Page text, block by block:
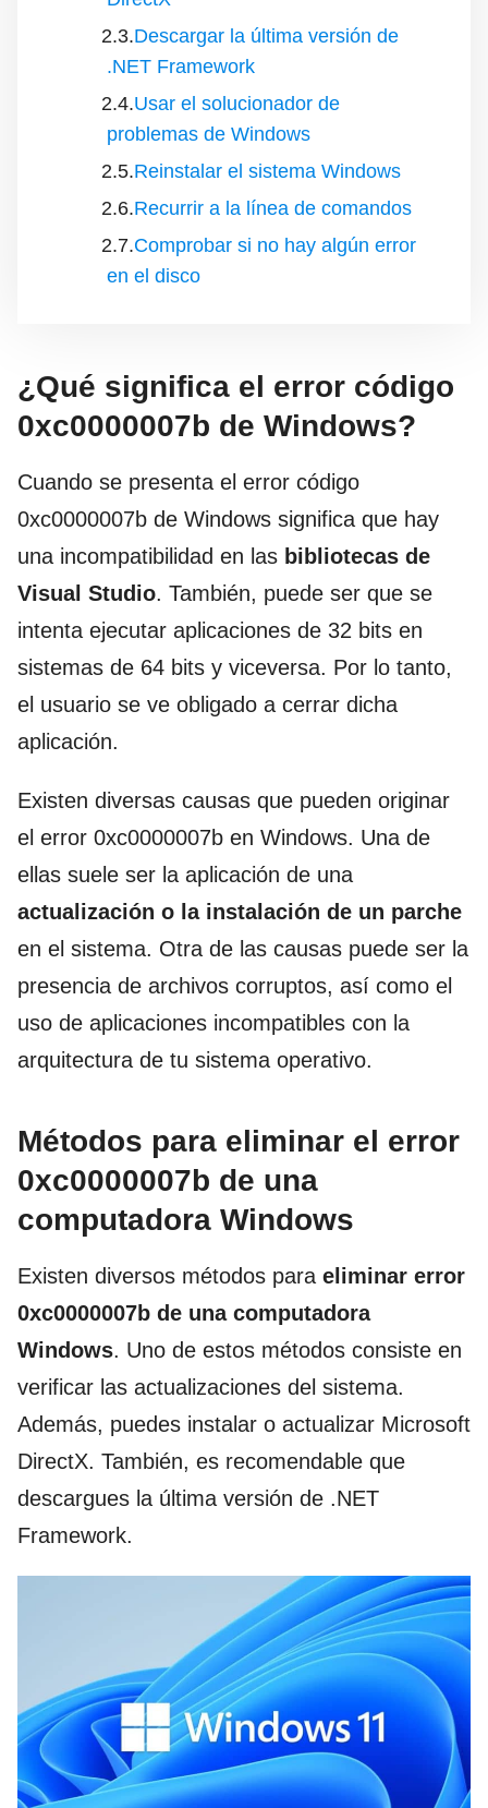
Descargar la última versión de
.NET Framework
Usar el solucionador de
problemas de Windows
Reinstalar el sistema Windows
Recurrir a la línea de comandos
Comprobar si no hay algún error
en el disco
¿Qué significa el error código
0xc0000007b de Windows?
Cuando se presenta el error código
0xc0000007b de Windows significa que hay
una incompatibilidad en las bibliotecas de
Visual Studio. También, puede ser que se
intenta ejecutar aplicaciones de 32 bits en
sistemas de 64 bits y viceversa. Por lo tanto,
el usuario se ve obligado a cerrar dicha
aplicación.
Existen diversas causas que pueden originar
el error 0xc0000007b en Windows. Una de
ellas suele ser la aplicación de una
actualización o la instalación de un parche
en el sistema. Otra de las causas puede ser la
presencia de archivos corruptos, así como el
uso de aplicaciones incompatibles con la
arquitectura de tu sistema operativo.
Métodos para eliminar el error
0xc0000007b de una
computadora Windows
Existen diversos métodos para eliminar error
0xc0000007b de una computadora
Windows. Uno de estos métodos consiste en
verificar las actualizaciones del sistema.
Además, puedes instalar o actualizar Microsoft
DirectX. También, es recomendable que
descargues la última versión de .NET
Framework.